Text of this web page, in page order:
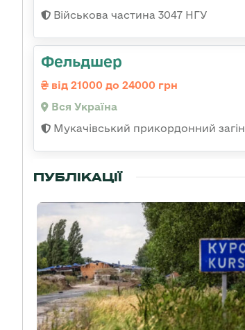
Військова частина 3047 НГУ
Фельдшер
від 21000 до 24000 грн
Вся Україна
Мукачівський прикордонний загін
ПУБЛІКАЦІЇ